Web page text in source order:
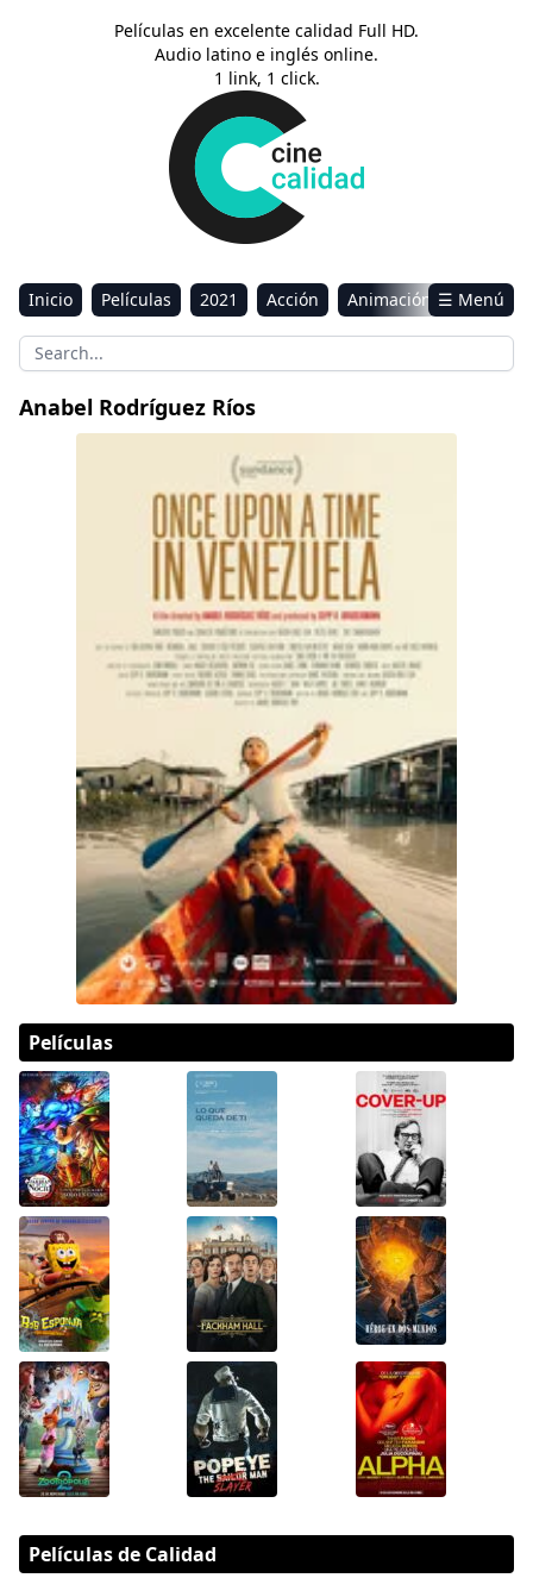
Películas en excelente calidad Full HD.
Audio latino e inglés online.
1 link, 1 click.
Inicio Películas 2021 Acción
Animación
Aventura
Ciencia ficción Comedia
Drama
Sci-Fi & Fantasy
☰ Menú
Anabel Rodríguez Ríos
Películas
Películas de Calidad